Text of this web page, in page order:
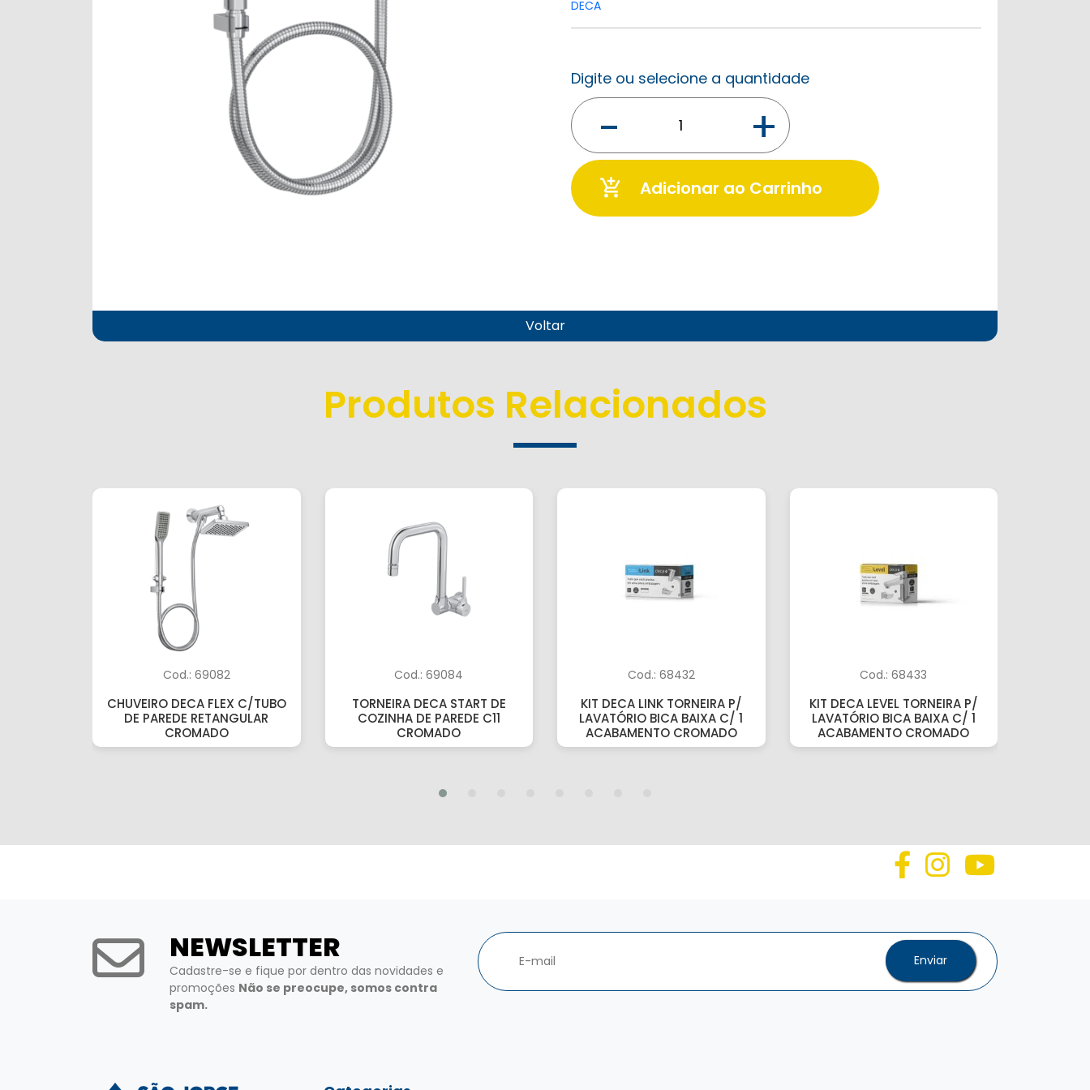
DECA
Digite ou selecione a quantidade
- +
add_shopping_cart Adicionar ao Carrinho
Voltar
Produtos Relacionados
Cod.: 69082
CHUVEIRO DECA FLEX C/TUBO
DE PAREDE RETANGULAR
CROMADO
Cod.: 69084
TORNEIRA DECA START DE
COZINHA DE PAREDE C11
CROMADO
Cod.: 68432
KIT DECA LINK TORNEIRA P/
LAVATÓRIO BICA BAIXA C/ 1
ACABAMENTO CROMADO
Cod.: 68433
KIT DECA LEVEL TORNEIRA P/
LAVATÓRIO BICA BAIXA C/ 1
ACABAMENTO CROMADO
NEWSLETTER
Cadastre-se e fique por dentro das novidades e
promoções Não se preocupe, somos contra
spam.
Enviar